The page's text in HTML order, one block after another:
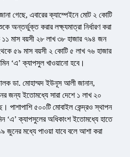
গেছে, এবারের ক্যাম্পেইনে মোট ২ কোটি
অন্তর্ভুক্ত করার লক্ষ্যমাত্রা নির্ধারণ করা
মাস বয়সী ২৮ লাখ ৩৮ হাজার ৭৯৪ জন
৫৯ মাস বয়সী ২ কোটি ৫ লাখ ৭৬ হাজার
‘এ’ ক্যাপসুল খাওয়ানো হবে।
ডা. মোহাম্মদ ইউনূস আলী জানান,
জন্য ইতোমধ্যে সারা দেশে ১ লাখ ২০
পাশাপাশি ৫০০টি মোবাইল কেন্দ্রও স্থাপন
‘এ’ ক্যাপসুলের অধিকাংশ ইতোমধ্যে হাতে
জুনের মধ্যে পাওয়া যাবে বলে আশা করা